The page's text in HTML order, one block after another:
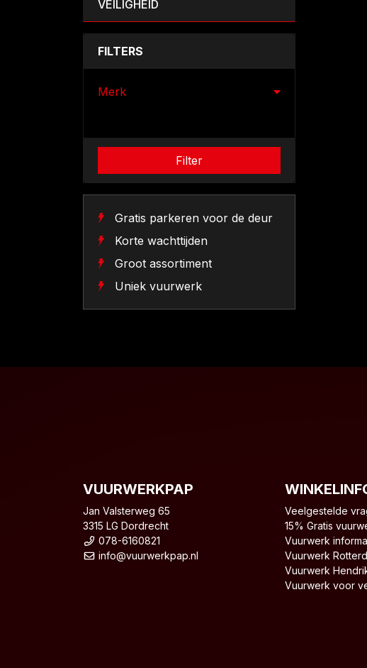
VEILIGHEID
FILTERS
Merk
Filter
Gratis parkeren voor de deur
Korte wachttijden
Groot assortiment
Uniek vuurwerk
VUURWERKPAP
Jan Valsterweg 65
3315 LG Dordrecht
078-6160821
info@vuurwerkpap.nl
Veelgestelde
15% Gratis
Vuurwerk
Vuurwerk
Vuurwerk
Vuurwerk voor